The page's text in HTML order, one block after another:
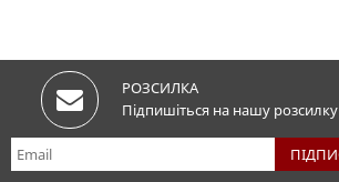
РОЗСИЛКА
Підпишіться на нашу розсилку